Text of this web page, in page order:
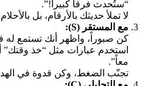
“ستُحدث فرقاً كبيراً!”.
لا تملأ حديثك بالأرقام، بل
مع المستقر (S):
كن صبوراً، واظهر أنك تستمع له
استخدم عبارات مثل “خذ وقتك”
معاً”.
تجنّب الضغط، وكن قدوة في